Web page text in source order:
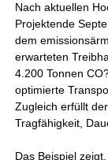
Nach aktuellen
Projektende
dem
erwarteten
4.200 Tonnen
optimierte
Zugleich erfüllt
Tragfähigkeit,
Das Beispiel